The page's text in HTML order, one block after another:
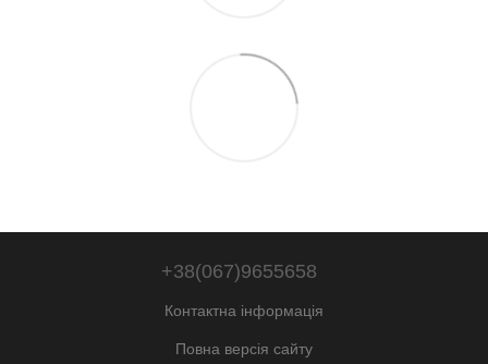
+38(067)9655658
Контактна інформація
Повна версія сайту